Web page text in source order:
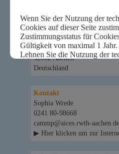
Post-Adresse:
Schülerlabor CAMMP für
Sekretariat ACoM RWTH
Schinkelstr. 2, Raum 333
52062 Aachen
Deutschland
Kontakt
Sophia Wrede
0241 80-98668
cammp@aices.rwth-aachen.de
▶ Hier klicken um zur